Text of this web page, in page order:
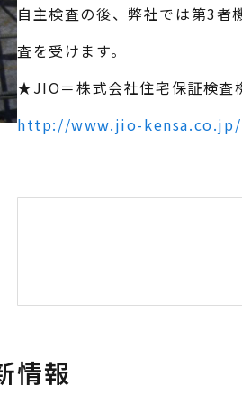
自主検査の後、弊社では第3
査を受けます。
★JIO＝株式会社住宅保証検査
http://www.jio-kensa.co.jp/
情報